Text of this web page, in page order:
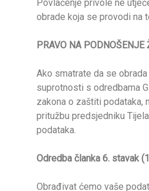
Povlačenje privole ne
obrade koja se provodi na
PRAVO NA PODNOŠENJE
Ako smatrate da se
suprotnosti s odredbama
zakona o zaštiti podataka,
pritužbu predsjedniku
podataka.
Odredba članka 6. stavak
Obrađivat ćemo vaše